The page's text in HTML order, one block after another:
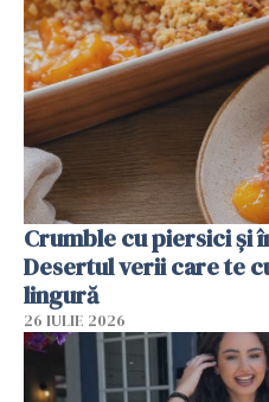
Crumble cu piersici și
Desertul verii care te
lingură
26 IULIE 2026